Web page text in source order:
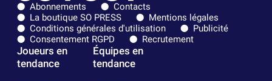
Abonnements
Contacts
La boutique SO PRESS
Mentions légales
Conditions générales d'utilisation
Publicité
Consentement RGPD
Recrutement
Joueurs en
tendance
Équipes en
tendance